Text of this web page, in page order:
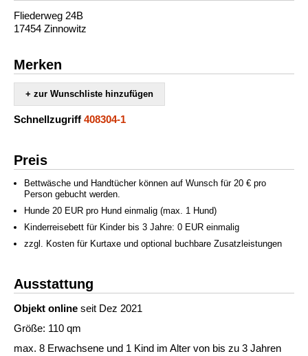
Fliederweg 24B
17454 Zinnowitz
Merken
+ zur Wunschliste hinzufügen
Schnellzugriff 408304-1
Preis
Bettwäsche und Handtücher können auf Wunsch für 20 € pro
Person gebucht werden.
Hunde 20 EUR pro Hund einmalig (max. 1 Hund)
Kinderreisebett für Kinder bis 3 Jahre: 0 EUR einmalig
zzgl. Kosten für Kurtaxe und optional buchbare Zusatzleistungen
Ausstattung
Objekt online seit Dez 2021
Größe: 110 qm
max. 8 Erwachsene und 1 Kind im Alter von bis zu 3 Jahren